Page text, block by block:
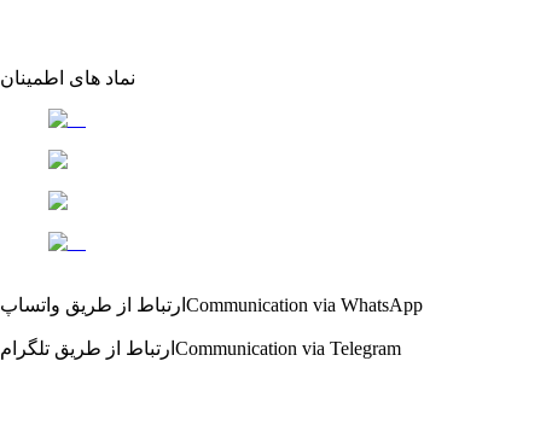
نماد های اطمینان
ارتباط از طریق واتساپ Communication via WhatsApp
ارتباط از طریق تلگرام Communication via Telegram